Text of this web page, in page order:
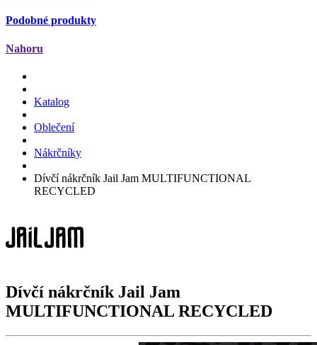
Podobné produkty
Nahoru
Katalog
Oblečení
Nákrčníky
Dívčí nákrčník Jail Jam MULTIFUNCTIONAL
RECYCLED
Dívčí nákrčník Jail Jam
MULTIFUNCTIONAL RECYCLED